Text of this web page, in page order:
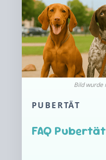
PUBERTÄT
FAQ Pubertät